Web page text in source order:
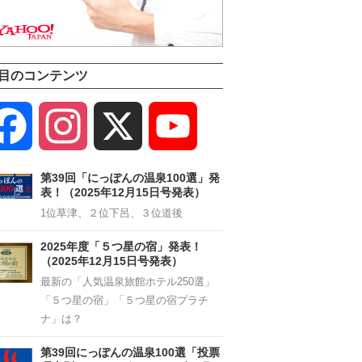
のコンテンツ
Facebook Instagram
Channel
第39回「にっぽんの温泉100選」発
表！（2025年12月15日号発表）
1位草津、２位下呂、３位道後
2025年度「５つ星の宿」発表！
（2025年12月15日号発表）
最新の「人気温泉旅館ホテル250選」
「５つ星の宿」「５つ星の宿プラチ
ナ」は？
第39回にっぽんの温泉100選「投票